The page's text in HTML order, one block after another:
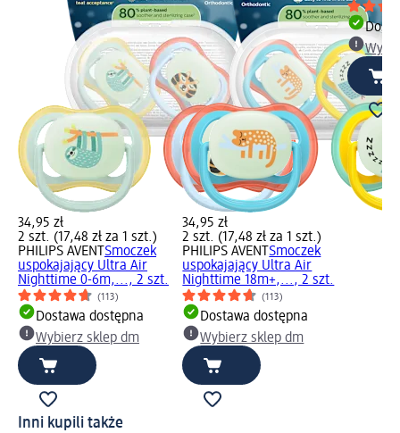
34,95 zł
2 szt. (17,48 zł za 1 szt.)
PHILIPS AVENT Smoczek
uspokajający Ultra Air
Nighttime 0-6m,..., 2 szt.
(113)
Dostawa dostępna
Wybierz sklep dm
34,95 zł
2 szt. (17,48 zł za 1 szt.)
PHILIPS AVENT Smoczek
uspokajający Ultra Air
Nighttime 18m+,..., 2 szt.
(113)
Dostawa dostępna
Wybierz sklep dm
Inni kupili także